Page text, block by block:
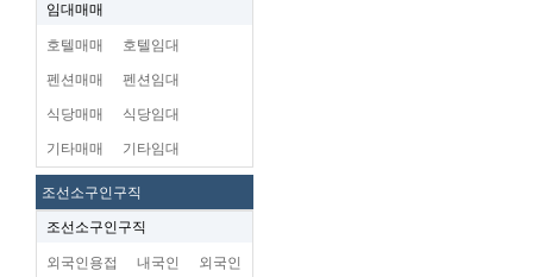
임대매매
호텔매매 호텔임대
펜션매매 펜션임대
식당매매 식당임대
기타매매 기타임대
조선소구인구직
조선소구인구직
외국인용접 내국인 외국인